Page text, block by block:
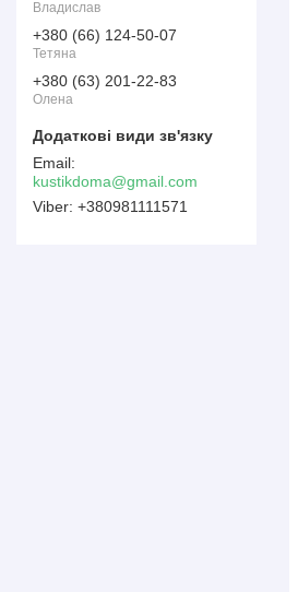
Владислав
+380 (66) 124-50-07
Тетяна
+380 (63) 201-22-83
Олена
kustikdoma@gmail.com
+380981111571